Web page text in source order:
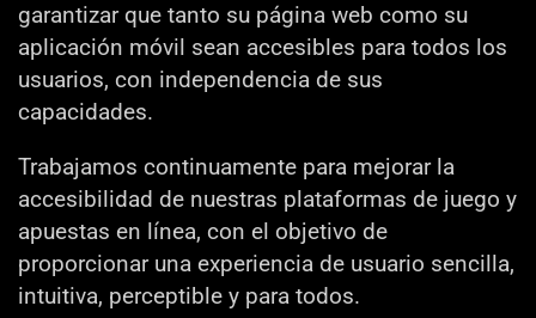
garantizar que tanto su página web como su
aplicación móvil sean accesibles para todos los
usuarios, con independencia de sus
capacidades.
Trabajamos continuamente para mejorar la
accesibilidad de nuestras plataformas de juego y
apuestas en línea, con el objetivo de
proporcionar una experiencia de usuario sencilla,
intuitiva, perceptible y para todos.